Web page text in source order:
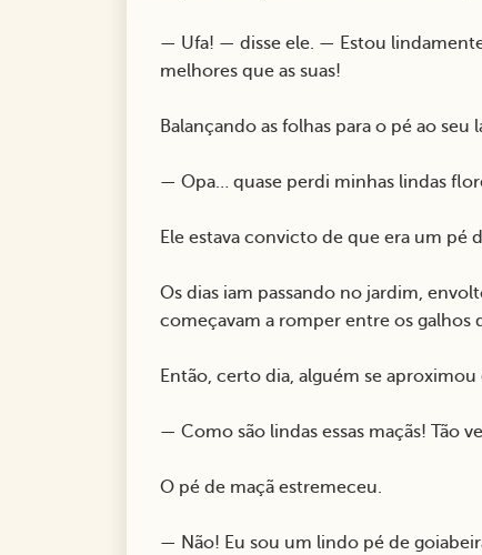
— Ufa! — disse ele. — Estou
melhores que as suas!
Balançando as folhas para o pé ao seu
— Opa… quase perdi minhas lindas
Ele estava convicto de que era um pé
Os dias iam passando no jardim,
começavam a romper entre os galhos
Então, certo dia, alguém se
— Como são lindas essas maçãs! Tão
O pé de maçã estremeceu.
— Não! Eu sou um lindo pé de